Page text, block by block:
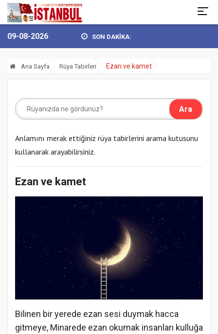
09-08-2026 SON DAKİKA:
Ana Sayfa Rüya Tabirleri Ezan ve kamet
Anlamını merak ettiğiniz rüya tabirlerini arama kutusunu
kullanarak arayabilirsiniz.
Ezan ve kamet
Bilinen bir yerede ezan sesi duymak hacca
gitmeye, Minarede ezan okumak insanları kulluğa